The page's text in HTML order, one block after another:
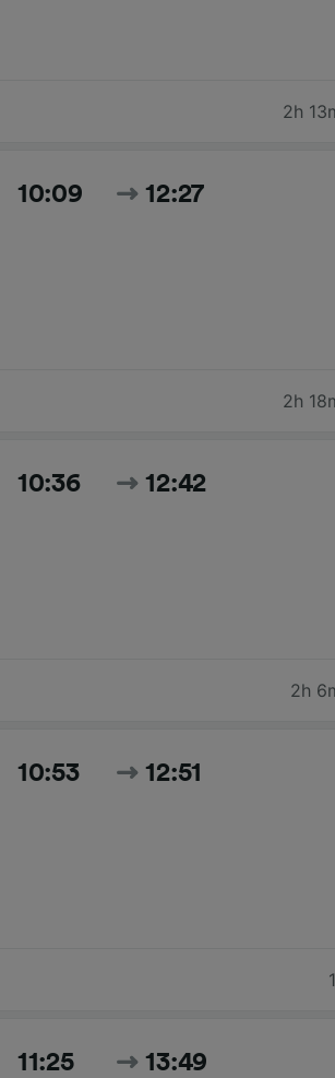
2h
10:09 12:27
2h
10:36 12:42
2h
10:53 12:51
11:25 13:49